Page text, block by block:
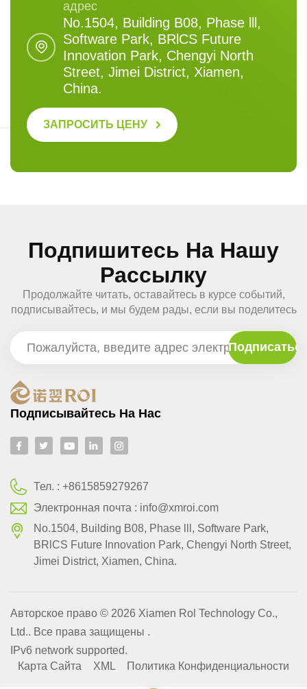
адрес
No.1504, Building B08, Phase lll,
Software Park, BRlCS Future
Innovation Park, Chengyi North
Street, Jimei District, Xiamen,
China.
ЗАПРОСИТЬ ЦЕНУ
Подпишитесь На Нашу
Рассылку
Продолжайте читать, оставайтесь в курсе событий,
подписывайтесь, и мы будем рады, если вы поделитесь
Подписывайтесь На Нас
Тел. :+8615859279267
Электронная почта : info@xmroi.com
No.1504, Building B08, Phase lll, Software Park,
BRlCS Future Innovation Park, Chengyi North Street,
Jimei District, Xiamen, China.
Авторское право © 2026 Xiamen Rol Technology Co.,
Ltd.. Все права защищены .
IPv6 network supported.
Карта Сайта
XML Политика Конфиденциальности